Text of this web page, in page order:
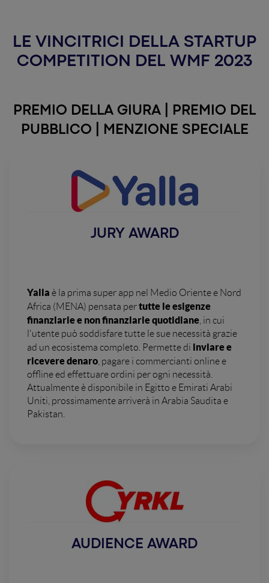
LE VINCITRICI DELLA STARTUP
COMPETITION DEL WMF 2023
PREMIO DELLA GIURA | PREMIO DEL
PUBBLICO | MENZIONE SPECIALE
JURY AWARD
Yalla è la prima super app nel Medio Oriente e Nord
Africa (MENA) pensata pertutte le esigenze
finanziarie e non finanziarie quotidiane , in cui
l'utente può soddisfare tutte le sue necessità grazie
ad un ecosistema completo. Permette di inviare e
ricevere denaro , pagare i commercianti online e
offline ed effettuare ordini per ogni necessità.
Attualmente è disponibile in Egitto e Emirati Arabi
Uniti, prossimamente arriverà in Arabia Saudita e
Pakistan.
AUDIENCE AWARD